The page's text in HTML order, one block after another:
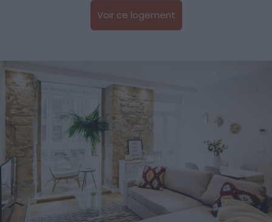
Voir ce logement